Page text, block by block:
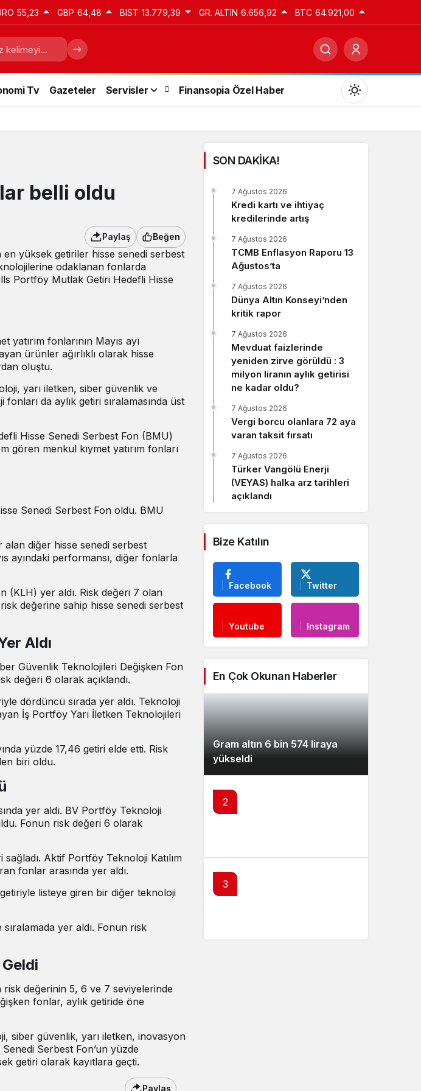
55,23 GBP 64,48 BIST 13.779,39 GR. ALTIN 6.656,92 BTC 64.921,00
Tv Gazeteler Servisler Finansopia Özel Haber
Gündüz modunu seçin.
Gece Modu
Gece modunu seçin.
Sistem Modu
Sistem modunu seçin.
belli oldu
Paylaş Beğen
en yüksek getiriler hisse senedi serbest
odaklanan fonlarda
Portföy Mutlak Getiri Hedefli Hisse
fonlarının Mayıs ayı
ürünler ağırlıklı olarak hisse
oluştu.
yarı iletken, siber güvenlik ve
da aylık getiri sıralamasında üst
Hisse Senedi Serbest Fon (BMU)
gören menkul kıymet yatırım fonları
Senedi Serbest Fon oldu. BMU
alan diğer hisse senedi serbest
ayındaki performansı, diğer fonlarla
(KLH) yer aldı. Risk değeri 7 olan
değerine sahip hisse senedi serbest
Aldı
Güvenlik Teknolojileri Değişken Fon
değeri 6 olarak açıklandı.
dördüncü sırada yer aldı. Teknoloji
İş Portföy Yarı İletken Teknolojileri
yüzde 17,46 getiri elde etti. Risk
biri oldu.
yer aldı. BV Portföy Teknoloji
Fonun risk değeri 6 olarak
Aktif Portföy Teknoloji Katılım
fonlar arasında yer aldı.
listeye giren bir diğer teknoloji
yer aldı. Fonun risk
risk değerinin 5, 6 ve 7 seviyelerinde
fonlar, aylık getiride öne
siber güvenlik, yarı iletken, inovasyon
Serbest Fon’un yüzde
getiri olarak kayıtlara geçti.
Paylaş
SON DAKİKA!
Kredi kartı ve ihtiyaç
kredilerinde artış
7 Ağustos 2026
TCMB Enflasyon Raporu 13
Ağustos’ta
7 Ağustos 2026
Dünya Altın Konseyi’nden
kritik rapor
7 Ağustos 2026
Mevduat faizlerinde
yeniden zirve görüldü : 3
milyon liranın aylık getirisi
ne kadar oldu?
7 Ağustos 2026
Vergi borcu olanlara 72 aya
varan taksit fırsatı
7 Ağustos 2026
Türker Vangölü Enerji
(VEYAS) halka arz tarihleri
açıklandı
7 Ağustos 2026
Bize Katılın
Facebook Twitter
Youtube Instagram
En Çok Okunan Haberler
Gram altın 6 bin 574 liraya
yükseldi
2
3